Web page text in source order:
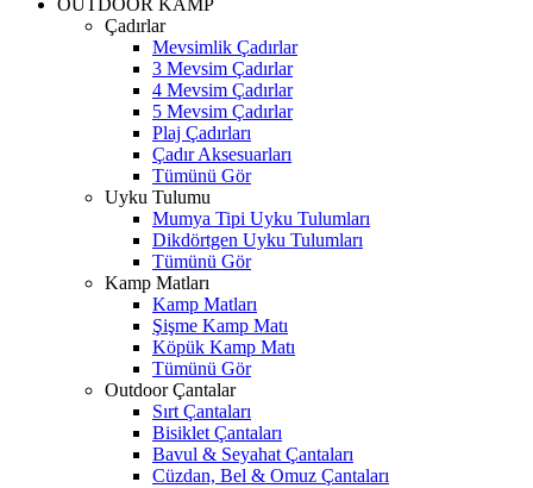
OUTDOOR KAMP
Çadırlar
Mevsimlik Çadırlar
3 Mevsim Çadırlar
4 Mevsim Çadırlar
5 Mevsim Çadırlar
Plaj Çadırları
Çadır Aksesuarları
Tümünü Gör
Uyku Tulumu
Mumya Tipi Uyku Tulumları
Dikdörtgen Uyku Tulumları
Tümünü Gör
Kamp Matları
Kamp Matları
Şişme Kamp Matı
Köpük Kamp Matı
Tümünü Gör
Outdoor Çantalar
Sırt Çantaları
Bisiklet Çantaları
Bavul & Seyahat Çantaları
Cüzdan, Bel & Omuz Çantaları